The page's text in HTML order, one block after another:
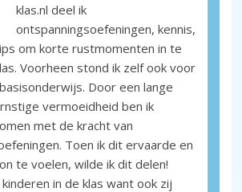
en toen 2020 Rustmoment
klas.nl deel ik
ontspanningsoefeningen, kennis,
om korte rustmomenten in te
Voorheen stond ik zelf ook voor
Door een lange
vermoeidheid ben ik
met de kracht van
Toen ik dit ervaarde en
te voelen, wilde ik dit delen!
in de klas want ook zij